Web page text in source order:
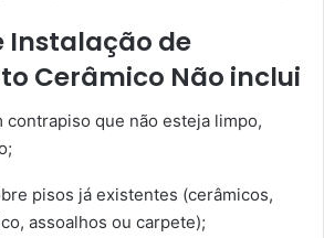
Instalação de
Cerâmico Não inclui
contrapiso que não esteja limpo,
pisos já existentes (cerâmicos,
assoalhos ou carpete);